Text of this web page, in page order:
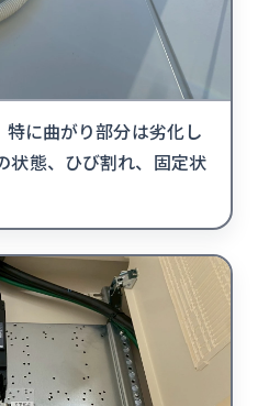
特に曲がり部分は劣化し
状態、ひび割れ、固定状